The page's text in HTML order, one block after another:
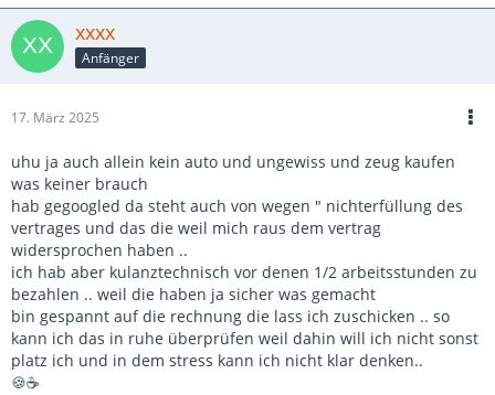
xxxx
Anfänger
17. März 2025
uhu ja auch allein kein auto und ungewiss und zeug kaufen
was keiner brauch
hab gegoogled da steht auch von wegen " nichterfüllung des
vertrages und das die weil mich raus dem vertrag
widersprochen haben ..
ich hab aber kulanztechnisch vor denen 1/2 arbeitsstunden zu
bezahlen .. weil die haben ja sicher was gemacht
bin gespannt auf die rechnung die lass ich zuschicken .. so
kann ich das in ruhe überprüfen weil dahin will ich nicht sonst
platz ich und in dem stress kann ich nicht klar denken..
🍪☕